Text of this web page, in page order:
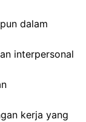
dalam
interpersonal
kerja yang